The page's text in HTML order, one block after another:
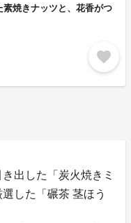
焼きナッツと、花香がつ
favorite
出した「炭火焼きミ
した「碾茶 茎ほう